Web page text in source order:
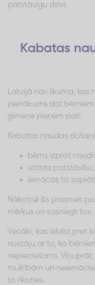
patstāvīgu dzīvi.
Kabatas
Latvijā nav likuma, kas
pienākums dot
ģimene pieņem pati.
Kabatas naudas
bērns izprot
attīsta patstāvību;
iemācās to
Nākotnē šīs prasmes
mērķus un sasniegt tos.
Vecāki, kas iebilst pret
nostāju ar to, ka
nepieciešams.
muļķībām un
to rīkoties.